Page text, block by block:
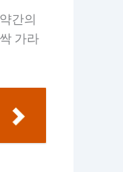
간의
가라